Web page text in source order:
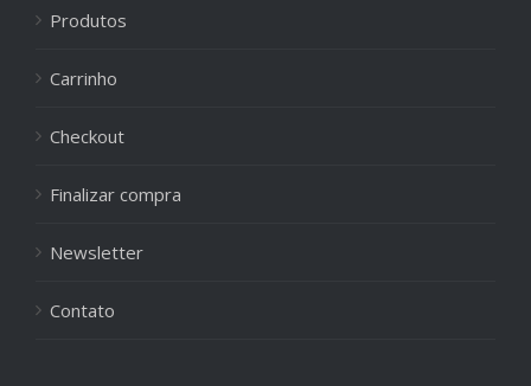
Produtos
Carrinho
Checkout
Finalizar compra
Newsletter
Contato